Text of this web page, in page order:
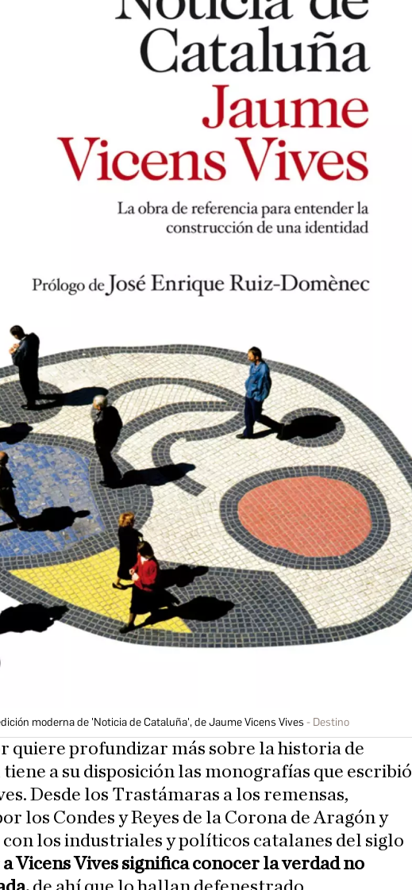
moderna de 'Noticia de Cataluña', de Jaume Vicens Vives Destino
quiere profundizar más sobre la historia de
a su disposición las monografías que escribió
Desde los Trastámaras a los remensas,
los Condes y Reyes de la Corona de Aragón y
con los industriales y políticos catalanes del siglo
Vicens Vives significa conocer la verdad no